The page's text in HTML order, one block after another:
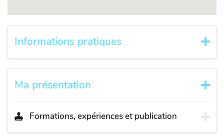
Informations pratiques
Ma présentation
Formations, expériences et publication